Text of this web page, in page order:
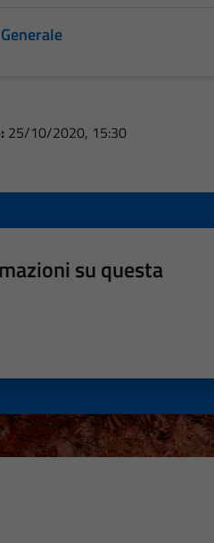
25/10/2020, 15:30
su questa